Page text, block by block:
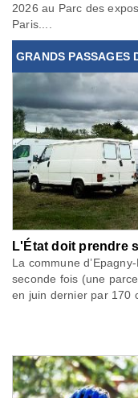
2026 au Parc des
Paris....
GRANDS PASSAGES
L'État doit prendre
La commune
seconde fois (une
en juin dernier par 170